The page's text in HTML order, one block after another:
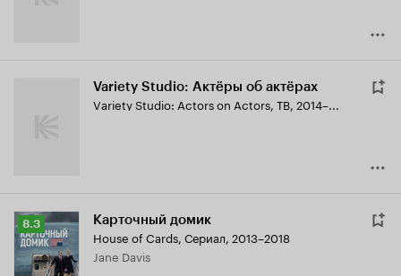
Variety Studio: Актёры об актёрах
Variety Studio: Actors on Actors, ТВ, 2014–...
Рейтинг
Кинопоиска
8.3
8.3 Карточный домик
House of Cards, Сериал, 2013–2018
Jane Davis